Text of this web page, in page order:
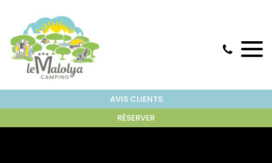
AVIS CLIENTS
RÉSERVER